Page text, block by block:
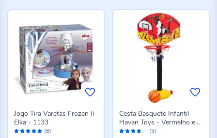
Avaliação: (8)
Jogo Tira Varetas Frozen Ii
Elka - 1133
Avaliação: (3)
Cesta Basquete Infantil
Havan Toys - Vermelho e
Laranja